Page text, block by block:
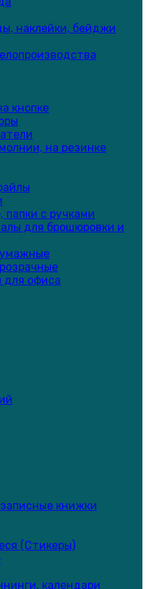
наклейки, бейджи
кнопке
на резинке
с ручками
для брошюровки и
офиса
книжки
(Стикеры)
календари